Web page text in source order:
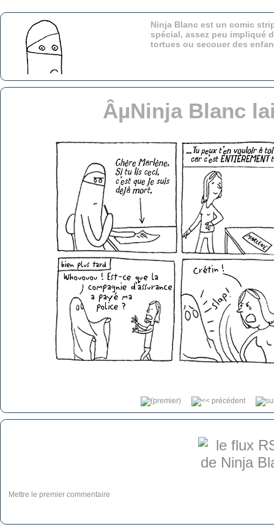
Ninja Blanc est un comic
spécial, assez peu impliqué
tortues ou secouer des
ÂµNinja Blanc
Mettre le premier commentaire